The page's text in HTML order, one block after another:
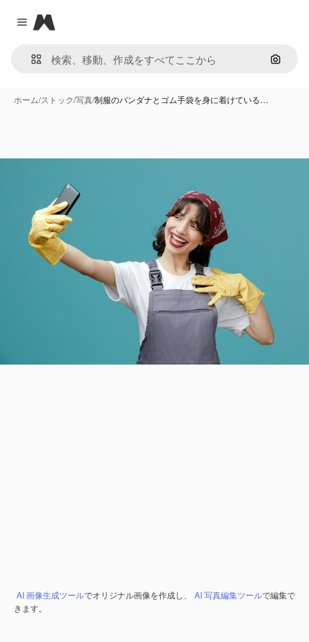
Close menu
Magnific
画像で
ホーム/ストック/写真/制服のバンダナとゴム手袋を身に着けている…
AI 画像生成ツールでオリジナル画像を作成し、 AI 写真編集ツールで編集で
きます。